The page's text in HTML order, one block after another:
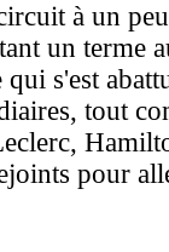
à un
un terme
s'est
tout
pour